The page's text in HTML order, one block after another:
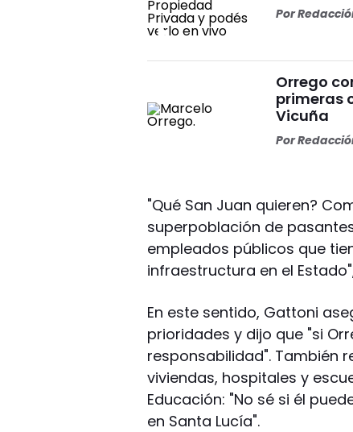
Por
Orrego
primeras
Vicuña
Por
"Qué San Juan quieren?
superpoblación de
empleados públicos que
infraestructura en el
En este sentido, Gattoni
prioridades y dijo que "si
responsabilidad". También
viviendas, hospitales y
Educación: "No sé si él
en Santa Lucía".